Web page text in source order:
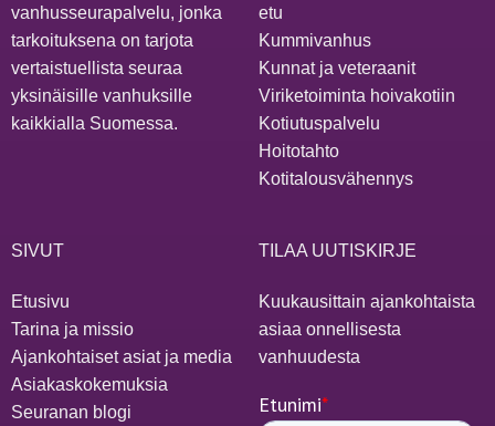
vanhusseurapalvelu, jonka
tarkoituksena on tarjota
vertaistuellista seuraa
yksinäisille vanhuksille
kaikkialla Suomessa.
etu
Kummivanhus
Kunnat ja veteraanit
Viriketoiminta hoivakotiin
Kotiutuspalvelu
Hoitotahto
Kotitalousvähennys
SIVUT
Etusivu
Tarina ja missio
Ajankohtaiset asiat ja media
Asiakaskokemuksia
Seuranan blogi
TILAA UUTISKIRJE
Kuukausittain ajankohtaista
asiaa onnellisesta
vanhuudesta